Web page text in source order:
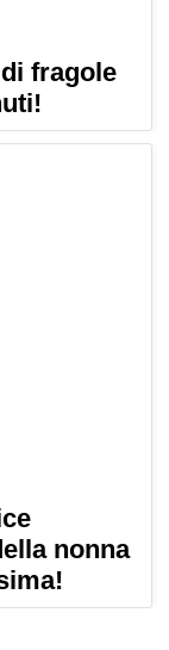
fragole
nonna